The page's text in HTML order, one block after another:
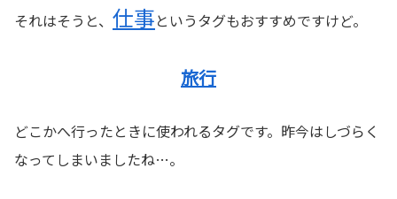
それはそうと、 仕事というタグもおすすめですけど。
旅行
どこかへ行ったときに使われるタグです。昨今はしづらく
なってしまいましたね…。